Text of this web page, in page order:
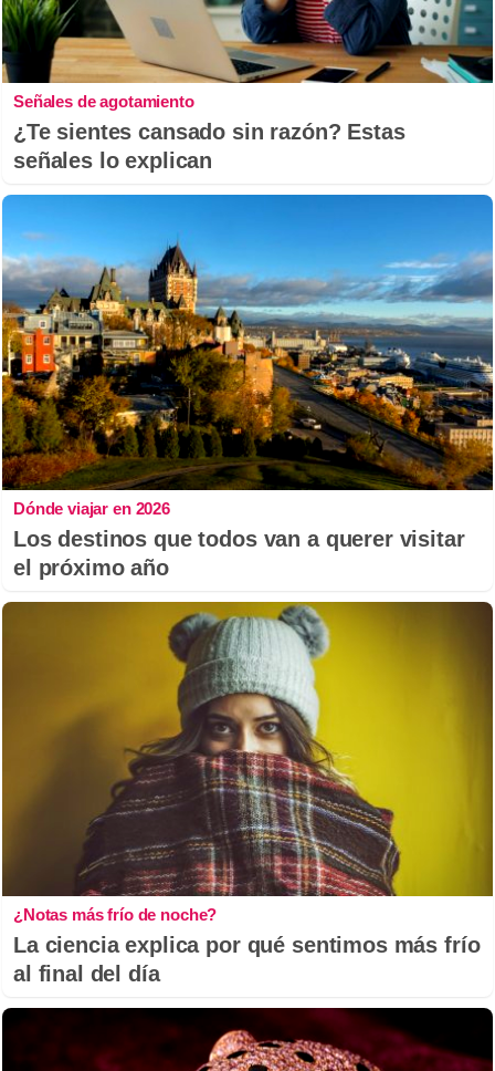
Señales de agotamiento
¿Te sientes cansado sin razón? Estas
señales lo explican
Dónde viajar en 2026
Los destinos que todos van a querer visitar
el próximo año
¿Notas más frío de noche?
La ciencia explica por qué sentimos más frío
al final del día